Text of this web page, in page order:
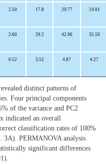
2.50 17.8 29.77 24.01
2.60 29.2 42.96 35.59
0.52 3.52 4.87 4.27
distinct patterns of
Four principal components
of the variance and PC2
indicated an overall
classification rates of 100%
3A). PERMANOVA analysis
significant differences